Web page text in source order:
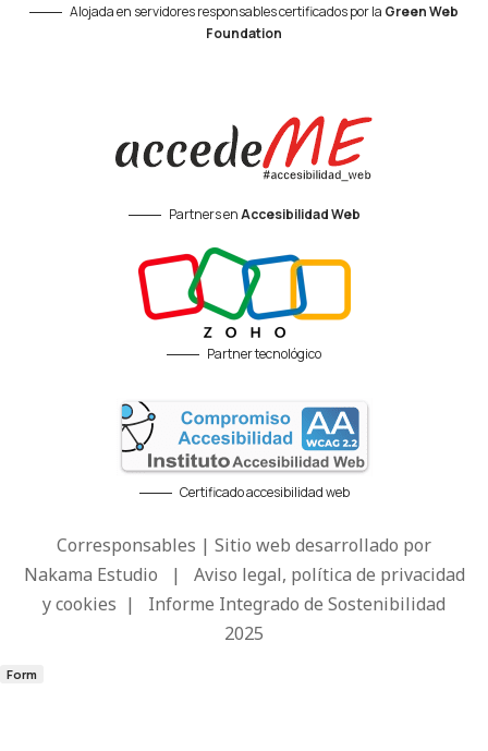
Alojada en servidores responsables certificados por la Green Web
Foundation
Partners enAccesibilidad Web
Partner tecnológico
Certificado accesibilidad web
Corresponsables | Sitio web desarrollado por
Nakama Estudio | Aviso legal, política de privacidad
y cookies | Informe Integrado de Sostenibilidad
2025
Form